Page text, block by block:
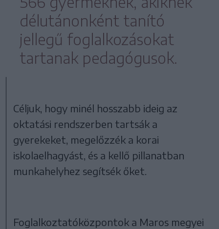
délutánonként tanító
jellegű foglalkozásokat
tartanak pedagógusok.
Céljuk, hogy minél hosszabb ideig az
oktatási rendszerben tartsák a
gyerekeket, megelőzzék a korai
iskolaelhagyást, és a kellő pillanatban
munkahelyhez segítsék őket.
Foglalkoztatóközpontok a Maros megyei